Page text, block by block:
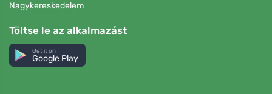
Nagykereskedelem
Töltse le az alkalmazást
Get it on
Google Play